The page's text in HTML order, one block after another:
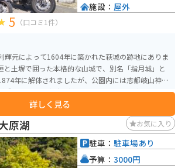
5 （口コミ1件）
輝元によって1604年に築かれた萩城の跡地にありま
と土塀で囲った本格的な山城で、別名「指月城」と
年に解体されましたが、公園内には志都岐山神社
残っており、当時の様子を推測することができま
の名所としても有名で、春になると華やかな着物を
ボレーションが見られます。 さらに、萩市は
れており、マグマの活動によって生まれた地質や地
跡の石垣も約1億年前の火山によってできた花崗岩
お堀の一部や石垣が維持されています。萩市には火山
、萩城跡の石垣も見逃せない景色となっていま
詳しく見る
施設： 屋外
原湖 お気に入り
駐車： 駐車場あり
予算： 3000円